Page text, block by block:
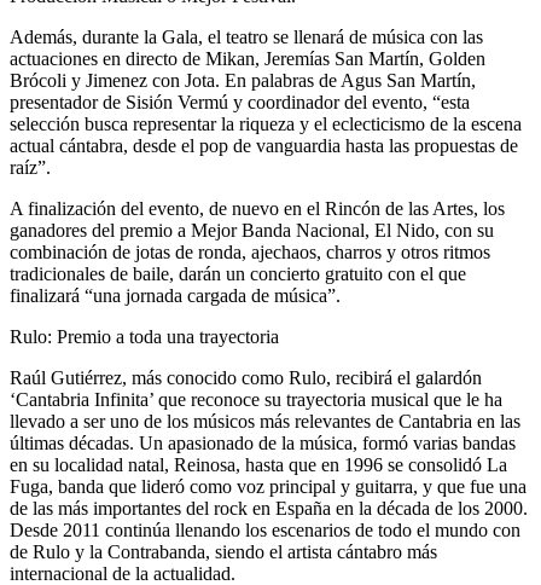
Además, durante la Gala, el teatro se llenará de música con las
actuaciones en directo de Mikan, Jeremías San Martín, Golden
Brócoli y Jimenez con Jota. En palabras de Agus San Martín,
presentador de Sisión Vermú y coordinador del evento, “esta
selección busca representar la riqueza y el eclecticismo de la escena
actual cántabra, desde el pop de vanguardia hasta las propuestas de
raíz”.
A finalización del evento, de nuevo en el Rincón de las Artes, los
ganadores del premio a Mejor Banda Nacional, El Nido, con su
combinación de jotas de ronda, ajechaos, charros y otros ritmos
tradicionales de baile, darán un concierto gratuito con el que
finalizará “una jornada cargada de música”.
Rulo: Premio a toda una trayectoria
Raúl Gutiérrez, más conocido como Rulo, recibirá el galardón
‘Cantabria Infinita’ que reconoce su trayectoria musical que le ha
llevado a ser uno de los músicos más relevantes de Cantabria en las
últimas décadas. Un apasionado de la música, formó varias bandas
en su localidad natal, Reinosa, hasta que en 1996 se consolidó La
Fuga, banda que lideró como voz principal y guitarra, y que fue una
de las más importantes del rock en España en la década de los 2000.
Desde 2011 continúa llenando los escenarios de todo el mundo con
de Rulo y la Contrabanda, siendo el artista cántabro más
internacional de la actualidad.